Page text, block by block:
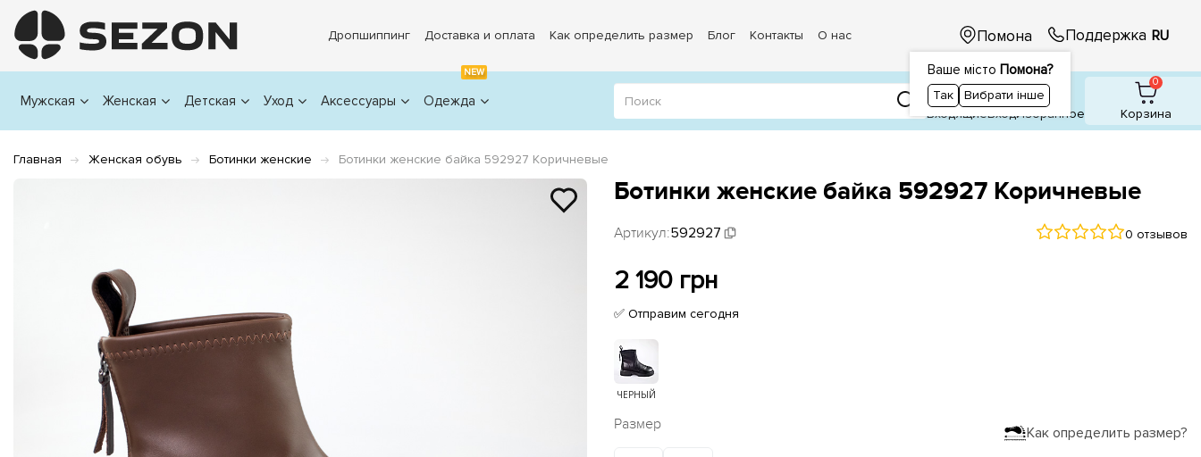
Дропшиппинг Доставка и оплата Как определить размер Блог Контакты О нас Помона
Ваше місто Помона?
Так Вибрати інше
Поддержка RU
Мужская Женская Детская Уход Аксессуары
NEW
Одежда
1
ВходящиеВходИзбранное
0
Корзина
Главная Женская обувь Ботинки женские Ботинки женские байка 592927 Коричневые
Ботинки женские байка 592927 Коричневые
Артикул:592927 0 отзывов
2 190 грн
✅ Отправим сегодня
ЧЕРНЫЙ
Как определить размер?
Размер